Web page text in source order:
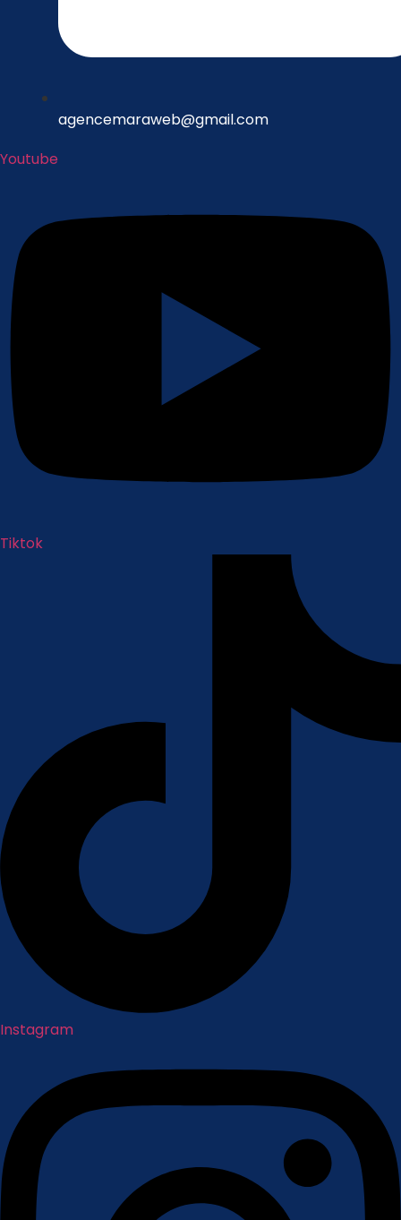
agencemaraweb@gmail.com
Youtube
Tiktok
Instagram